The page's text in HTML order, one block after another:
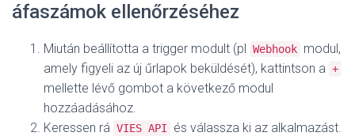
áfaszámok ellenőrzéséhez
Miután beállította a trigger modult (pl Webhook modul,
amely figyeli az új űrlapok beküldését), kattintson a +
mellette lévő gombot a következő modul
hozzáadásához.
Keressen rá VIES API
és válassza ki az alkalmazást.